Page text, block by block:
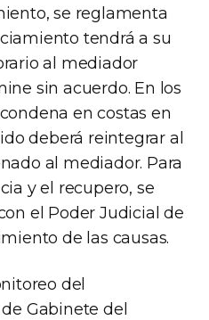
se reglamenta
tendrá a su
al mediador
sin acuerdo. En los
en costas en
deberá reintegrar al
al mediador. Para
y el recupero, se
el Poder Judicial de
de las causas.
del
Gabinete del